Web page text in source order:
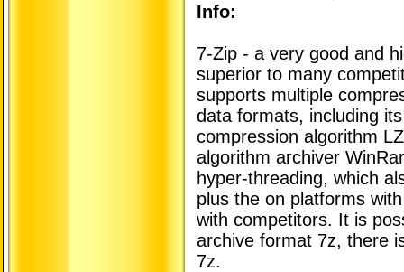
Info:
7-Zip - a very good and
superior to many
supports multiple
data formats, including
compression algorithm
algorithm archiver
hyper-threading, which
plus the on platforms
with competitors. It is
archive format 7z, there
7z.